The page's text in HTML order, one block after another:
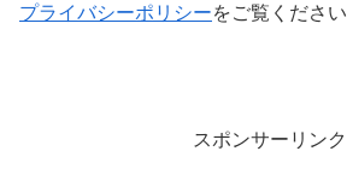
プライバシーポリシーをご覧ください
スポンサーリンク